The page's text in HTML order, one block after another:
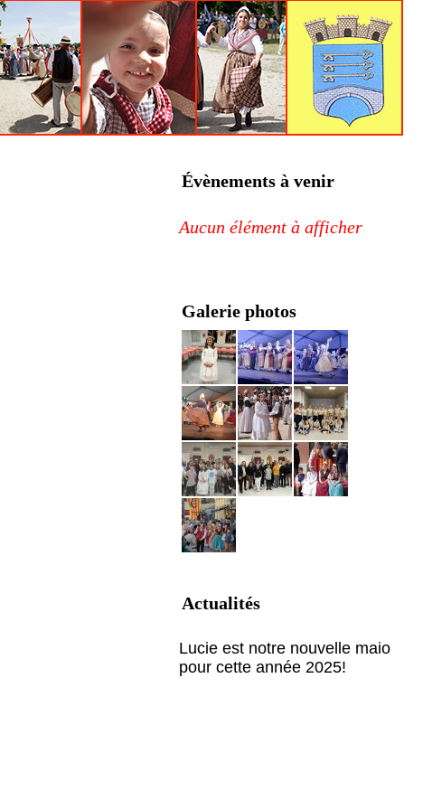
Évènements à venir
Aucun élément à afficher
Galerie photos
Actualités
Lucie est notre nouvelle maio
pour cette année 2025!